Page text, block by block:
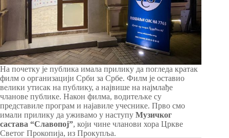
На почетку је публика имала прилику да погледа кратак
филм о организацији Срби за Србе. Филм је оставио
велики утисак на публику, а највише на најмлађе
чланове публике. Након филма, водитељке су
представиле програм и најавиле учеснике. Прво смо
имали прилику да уживамо у наступу Музичког
састава “Славопој”, који чине чланови хора Цркве
Светог Прокопија, из Прокупља.